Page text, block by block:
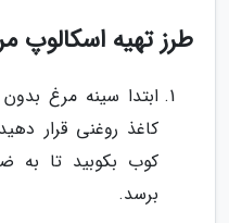
طرز تهیه اسکالوپ
ابتدا سینه مرغ
کاغذ روغنی قرار
کوب بکوبید تا به
برسد.